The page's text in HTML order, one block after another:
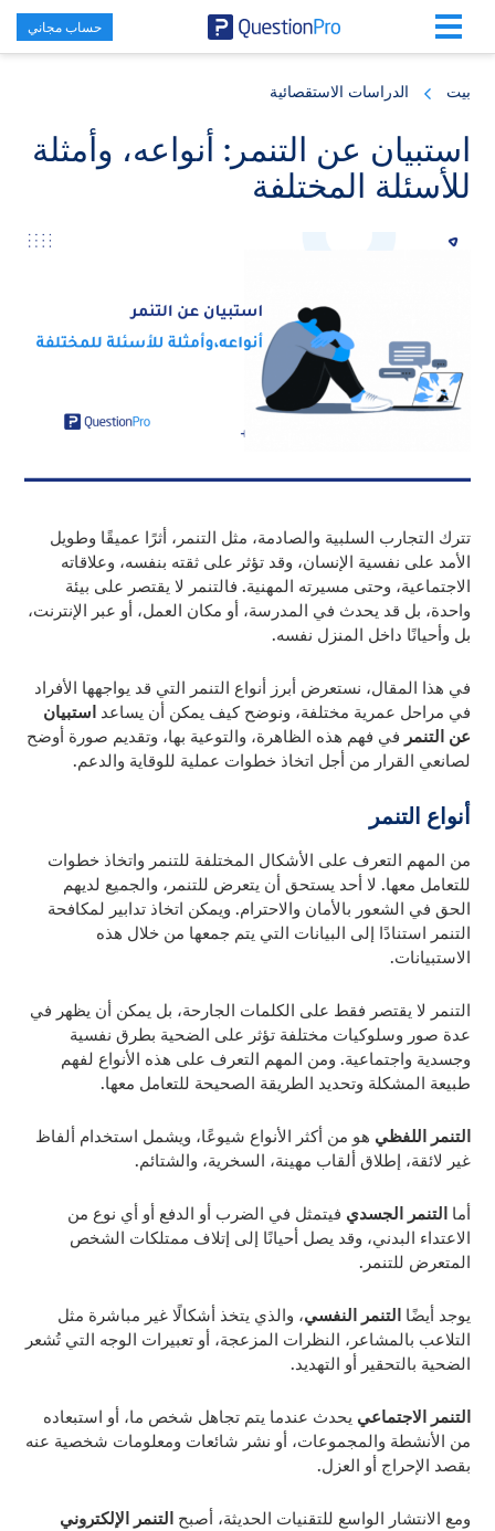
content
sidebar
حساب مجاني
بيت الدراسات الاستقصائية
استبيان عن التنمر: أنواعه، وأمثلة
للأسئلة المختلفة
تترك التجارب السلبية والصادمة، مثل التنمر، أثرًا عميقًا وطويل
الأمد على نفسية الإنسان، وقد تؤثر على ثقته بنفسه، وعلاقاته
الاجتماعية، وحتى مسيرته المهنية. فالتنمر لا يقتصر على بيئة
واحدة، بل قد يحدث في المدرسة، أو مكان العمل، أو عبر الإنترنت،
بل وأحيانًا داخل المنزل نفسه.
في هذا المقال، نستعرض أبرز أنواع التنمر التي قد يواجهها الأفراد
في مراحل عمرية مختلفة، ونوضح كيف يمكن أن يساعد استبيان
عن التنمر في فهم هذه الظاهرة، والتوعية بها، وتقديم صورة أوضح
لصانعي القرار من أجل اتخاذ خطوات عملية للوقاية والدعم.
أنواع التنمر
من المهم التعرف على الأشكال المختلفة للتنمر واتخاذ خطوات
للتعامل معها. لا أحد يستحق أن يتعرض للتنمر، والجميع لديهم
الحق في الشعور بالأمان والاحترام. ويمكن اتخاذ تدابير لمكافحة
التنمر استنادًا إلى البيانات التي يتم جمعها من خلال هذه
الاستبيانات.
التنمر لا يقتصر فقط على الكلمات الجارحة، بل يمكن أن يظهر في
عدة صور وسلوكيات مختلفة تؤثر على الضحية بطرق نفسية
وجسدية واجتماعية. ومن المهم التعرف على هذه الأنواع لفهم
طبيعة المشكلة وتحديد الطريقة الصحيحة للتعامل معها.
التنمر اللفظي هو من أكثر الأنواع شيوعًا، ويشمل استخدام ألفاظ
غير لائقة، إطلاق ألقاب مهينة، السخرية، والشتائم.
أما التنمر الجسدي فيتمثل في الضرب أو الدفع أو أي نوع من
الاعتداء البدني، وقد يصل أحيانًا إلى إتلاف ممتلكات الشخص
المتعرض للتنمر.
يوجد أيضًا التنمر النفسي، والذي يتخذ أشكالًا غير مباشرة مثل
التلاعب بالمشاعر، النظرات المزعجة، أو تعبيرات الوجه التي تُشعر
الضحية بالتحقير أو التهديد.
التنمر الاجتماعي يحدث عندما يتم تجاهل شخص ما، أو استبعاده
من الأنشطة والمجموعات، أو نشر شائعات ومعلومات شخصية عنه
بقصد الإحراج أو العزل.
ومع الانتشار الواسع للتقنيات الحديثة، أصبح التنمر الإلكتروني